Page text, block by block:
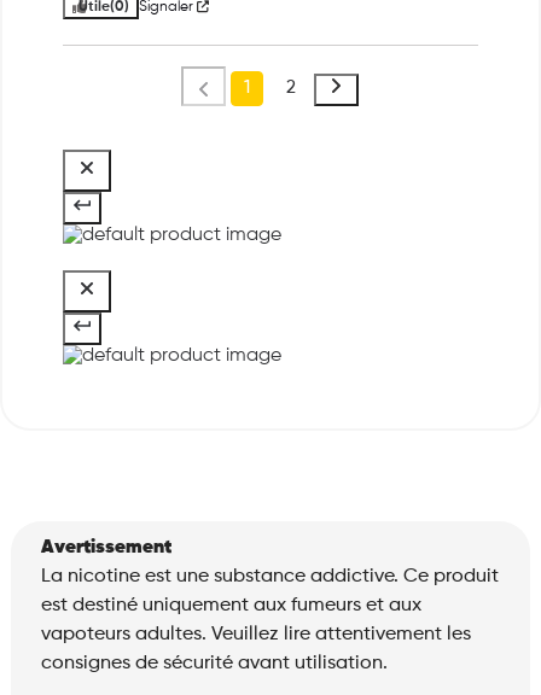
Utile(0) Signaler
1 2
Avertissement
La nicotine est une substance addictive. Ce produit
est destiné uniquement aux fumeurs et aux
vapoteurs adultes. Veuillez lire attentivement les
consignes de sécurité avant utilisation.